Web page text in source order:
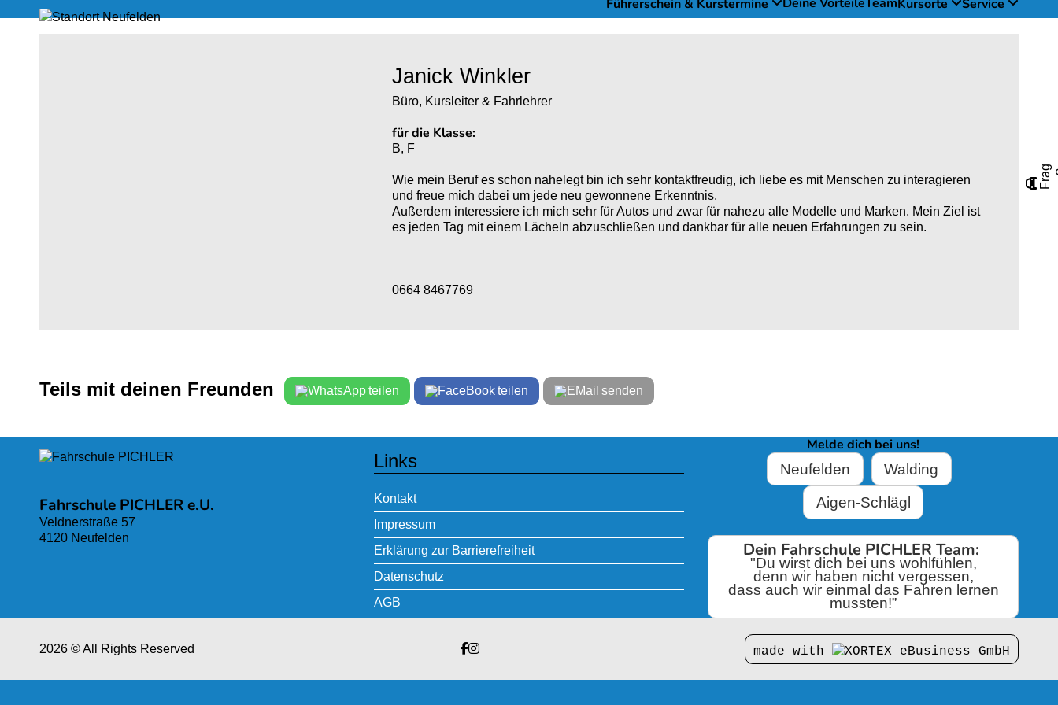
 r
a
g
n
M
e
d
i
c
h
Führerschein & Kurstermine Kursorte Service
Janick Winkler
Büro, Kursleiter & Fahrlehrer
für die Klasse:
B, F
Wie mein Beruf es schon nahelegt bin ich sehr kontaktfreudig, ich liebe es mit Menschen zu interagieren
und freue mich dabei um jede neu gewonnene Erkenntnis.
Außerdem interessiere ich mich sehr für Autos und zwar für nahezu alle Modelle und Marken. Mein Ziel ist
es jeden Tag mit einem Lächeln abzuschließen und dankbar für alle neuen Erfahrungen zu sein.
0664 8467769
Teils mit deinen Freunden teilen teilen senden
Fahrschule PICHLER e.U.
Veldnerstraße 57
4120 Neufelden
Links
Kontakt
Impressum
Erklärung zur Barrierefreiheit
Datenschutz
AGB
Melde dich bei uns!
Neufelden Walding
Aigen-Schlägl
Dein Fahrschule PICHLER Team:
"Du wirst dich bei uns wohlfühlen,
denn wir haben nicht vergessen,
dass auch wir einmal das Fahren lernen
mussten!”
2026 © All Rights Reserved made with